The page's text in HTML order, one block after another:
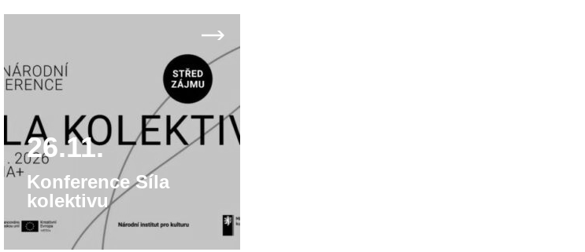
26.11.
Konference Síla
kolektivu